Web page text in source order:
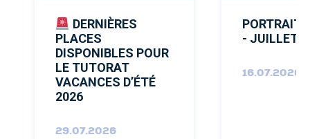
DERNIÈRES
PLACES
DISPONIBLES POUR
LE TUTORAT
VACANCES D’ÉTÉ
2026
29.07.2026
PORTRAIT
- JUILLET
16.07.2026